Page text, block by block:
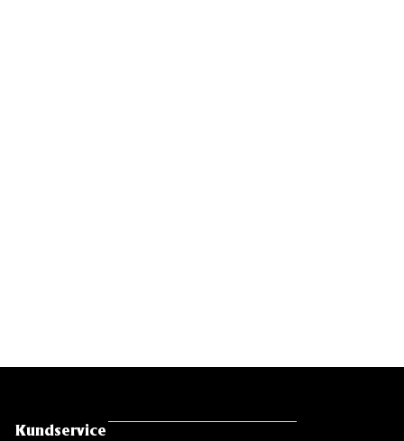
Kundservice